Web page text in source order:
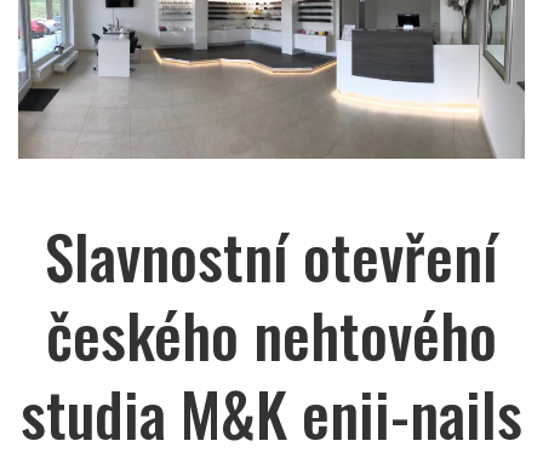
Slavnostní otevření
českého nehtového
studia M&K enii-nails